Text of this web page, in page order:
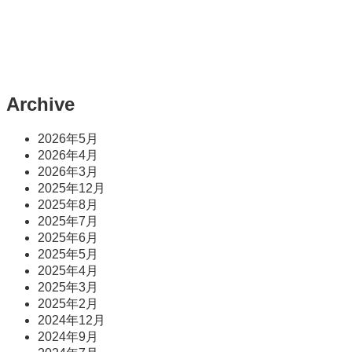
Archive
2026年5月
2026年4月
2026年3月
2025年12月
2025年8月
2025年7月
2025年6月
2025年5月
2025年4月
2025年3月
2025年2月
2024年12月
2024年9月